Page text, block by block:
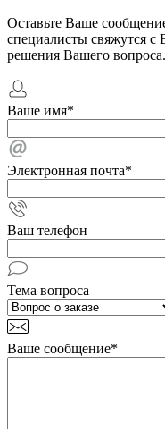
Оставьте Ваше
специалисты свяжутся
решения Вашего вопроса.
Ваше имя*
Электронная почта*
Ваш телефон
Тема вопроса
Ваше сообщение*